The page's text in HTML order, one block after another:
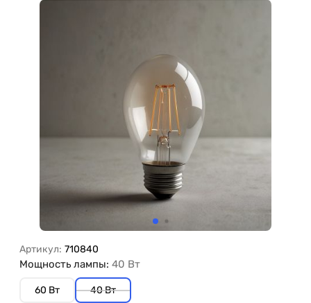
Артикул: 710840
Мощность лампы: 40 Вт
60 Вт 40 Вт